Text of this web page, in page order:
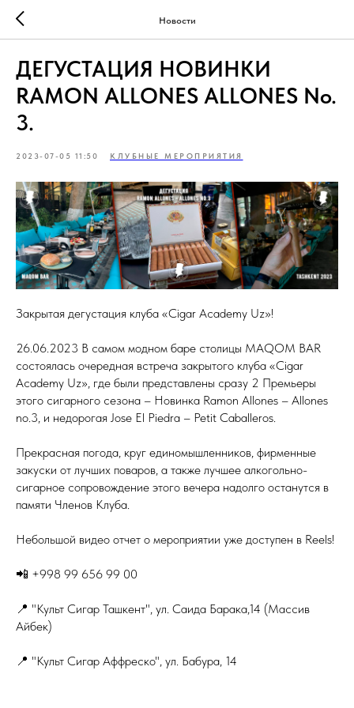
Новости
ДЕГУСТАЦИЯ НОВИНКИ
RAMON ALLONES ALLONES No.
3.
2023-07-05 11:50 КЛУБНЫЕ МЕРОПРИЯТИЯ
Закрытая дегустация клуба «Cigar Academy Uz»!
26.06.2023 В самом модном баре столицы MAQOM BAR
состоялась очередная встреча закрытого клуба «Cigar
Academy Uz», где были представлены сразу 2 Премьеры
этого сигарного сезона – Новинка Ramon Allones – Allones
no.3, и недорогая Jose El Piedra – Petit Caballeros.
Прекрасная погода, круг единомышленников, фирменные
закуски от лучших поваров, а также лучшее алкогольно-
сигарное сопровождение этого вечера надолго останутся в
памяти Членов Клуба.
Небольшой видео отчет о мероприятии уже доступен в Reels!
📲 +998 99 656 99 00
📍 "Культ Сигар Ташкент", ул. Саида Барака,14 (Массив
Айбек)
📍 "Культ Сигар Аффреско", ул. Бабура, 14